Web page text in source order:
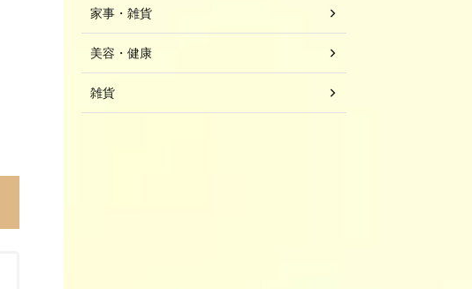
家事・雑貨
美容・健康
雑貨